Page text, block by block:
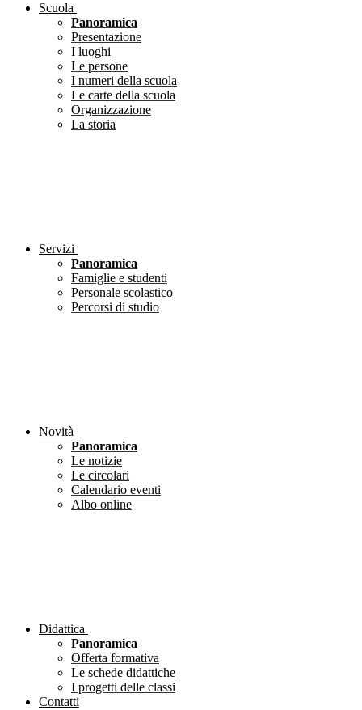
Scuola
Panoramica
Presentazione
I luoghi
Le persone
I numeri della scuola
Le carte della scuola
Organizzazione
La storia
Servizi
Panoramica
Famiglie e studenti
Personale scolastico
Percorsi di studio
Novità
Panoramica
Le notizie
Le circolari
Calendario eventi
Albo online
Didattica
Panoramica
Offerta formativa
Le schede didattiche
I progetti delle classi
Contatti